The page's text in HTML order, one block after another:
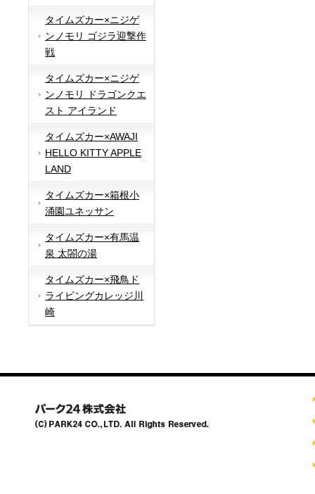
タイムズカー×ニジゲ
ンノモリ ゴジラ迎撃作
戦
タイムズカー×ニジゲ
ンノモリ ドラゴンクエ
スト アイランド
タイムズカー×AWAJI
HELLO KITTY APPLE
LAND
タイムズカー×箱根小
涌園ユネッサン
タイムズカー×有馬温
泉 太閤の湯
タイムズカー×飛鳥ド
ライビングカレッジ川
崎